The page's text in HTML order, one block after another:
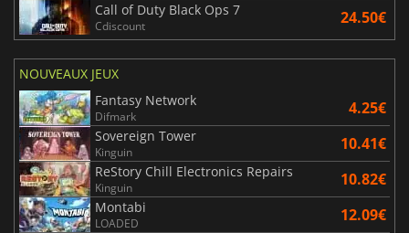
Call of Duty Black Ops 7
Cdiscount 24.50€
NOUVEAUX JEUX
Fantasy Network
Difmark 4.25€
Sovereign Tower
Kinguin 10.41€
ReStory Chill Electronics Repairs
Kinguin 10.82€
Montabi
LOADED 12.09€